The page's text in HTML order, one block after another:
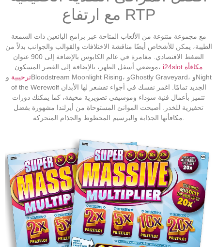
مع ارتفاع RTP
مع مجموعة متنوعة من الألعاب المتاحة عبر برامج البائعين ذات السمعة
الطيبة، يمكن للأشخاص أيضًا مناقشة الاختلافات والقوالب والجوانب بدلاً من
الضغط الاقتصادي. مغامرة في عالم الكابوس بالإضافة إلى 900 عنوان
موضعي أسفل الظهر، بالإضافة إلى القصر المسكون، i24slot مكافأة
ترحيبية وBloodstream Moonlight Rising، وGhostly Graveyard، وNight
of the Werewolf الجديد تمامًا. اغمر نفسك في أجواء تقشعر لها الأبدان
تتميز بأعمال فنية سوداء وموسيقى تصويرية مخيفة، كما يمكنك دورات
تحفيزية للخدر. أصبحت الموانئ المستوحاة من أيرلندا مشهورة بفضل
مكافأتها الجذابة والبرسيم المحظوظ والجذام المتحركة.